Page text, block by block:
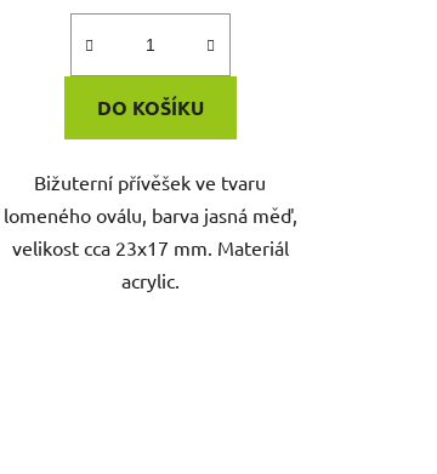
DO KOŠÍKU
Bižuterní přívěšek ve tvaru
lomeného oválu, barva jasná měď,
velikost cca 23x17 mm. Materiál
acrylic.